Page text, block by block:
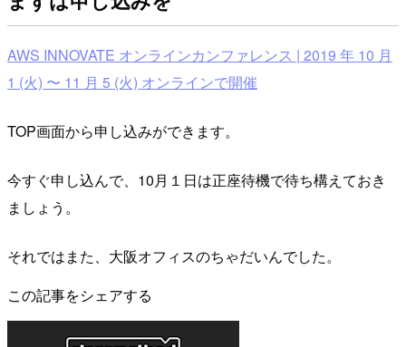
AWS INNOVATE オンラインカンファレンス | 2019 年 10 月
1 (火) 〜 11 月 5 (火) オンラインで開催
TOP画面から申し込みができます。
今すぐ申し込んで、10月１日は正座待機で待ち構えておき
ましょう。
それではまた、大阪オフィスのちゃだいんでした。
この記事をシェアする